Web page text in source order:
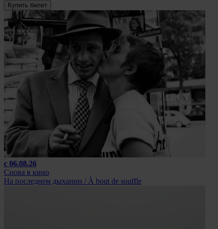
Купить билет
с 06.08.26
Снова в кино
На последнем дыхании / À bout de souffle